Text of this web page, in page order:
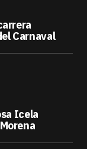
Carnaval
Icela